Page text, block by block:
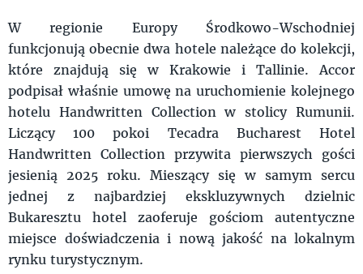
W regionie Europy Środkowo-Wschodniej
funkcjonują obecnie dwa hotele należące do kolekcji,
które znajdują się w Krakowie i Tallinie. Accor
podpisał właśnie umowę na uruchomienie kolejnego
hotelu Handwritten Collection w stolicy Rumunii.
Liczący 100 pokoi Tecadra Bucharest Hotel
Handwritten Collection przywita pierwszych gości
jesienią 2025 roku. Mieszący się w samym sercu
jednej z najbardziej ekskluzywnych dzielnic
Bukaresztu hotel zaoferuje gościom autentyczne
miejsce doświadczenia i nową jakość na lokalnym
rynku turystycznym.